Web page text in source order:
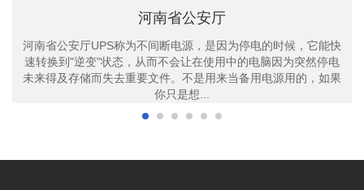
河南省公安厅
河南省公安厅UPS称为不间断电源，是因为停电的时候，它能快
速转换到"逆变"状态，从而不会让在使用中的电脑因为突然停电
未来得及存储而失去重要文件。不是用来当备用电源用的，如果
你只是想...